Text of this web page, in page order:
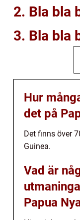
2. Bla bla
3. Bla bla
Hur
det på
Det finns över
Guinea.
Vad är
Papua